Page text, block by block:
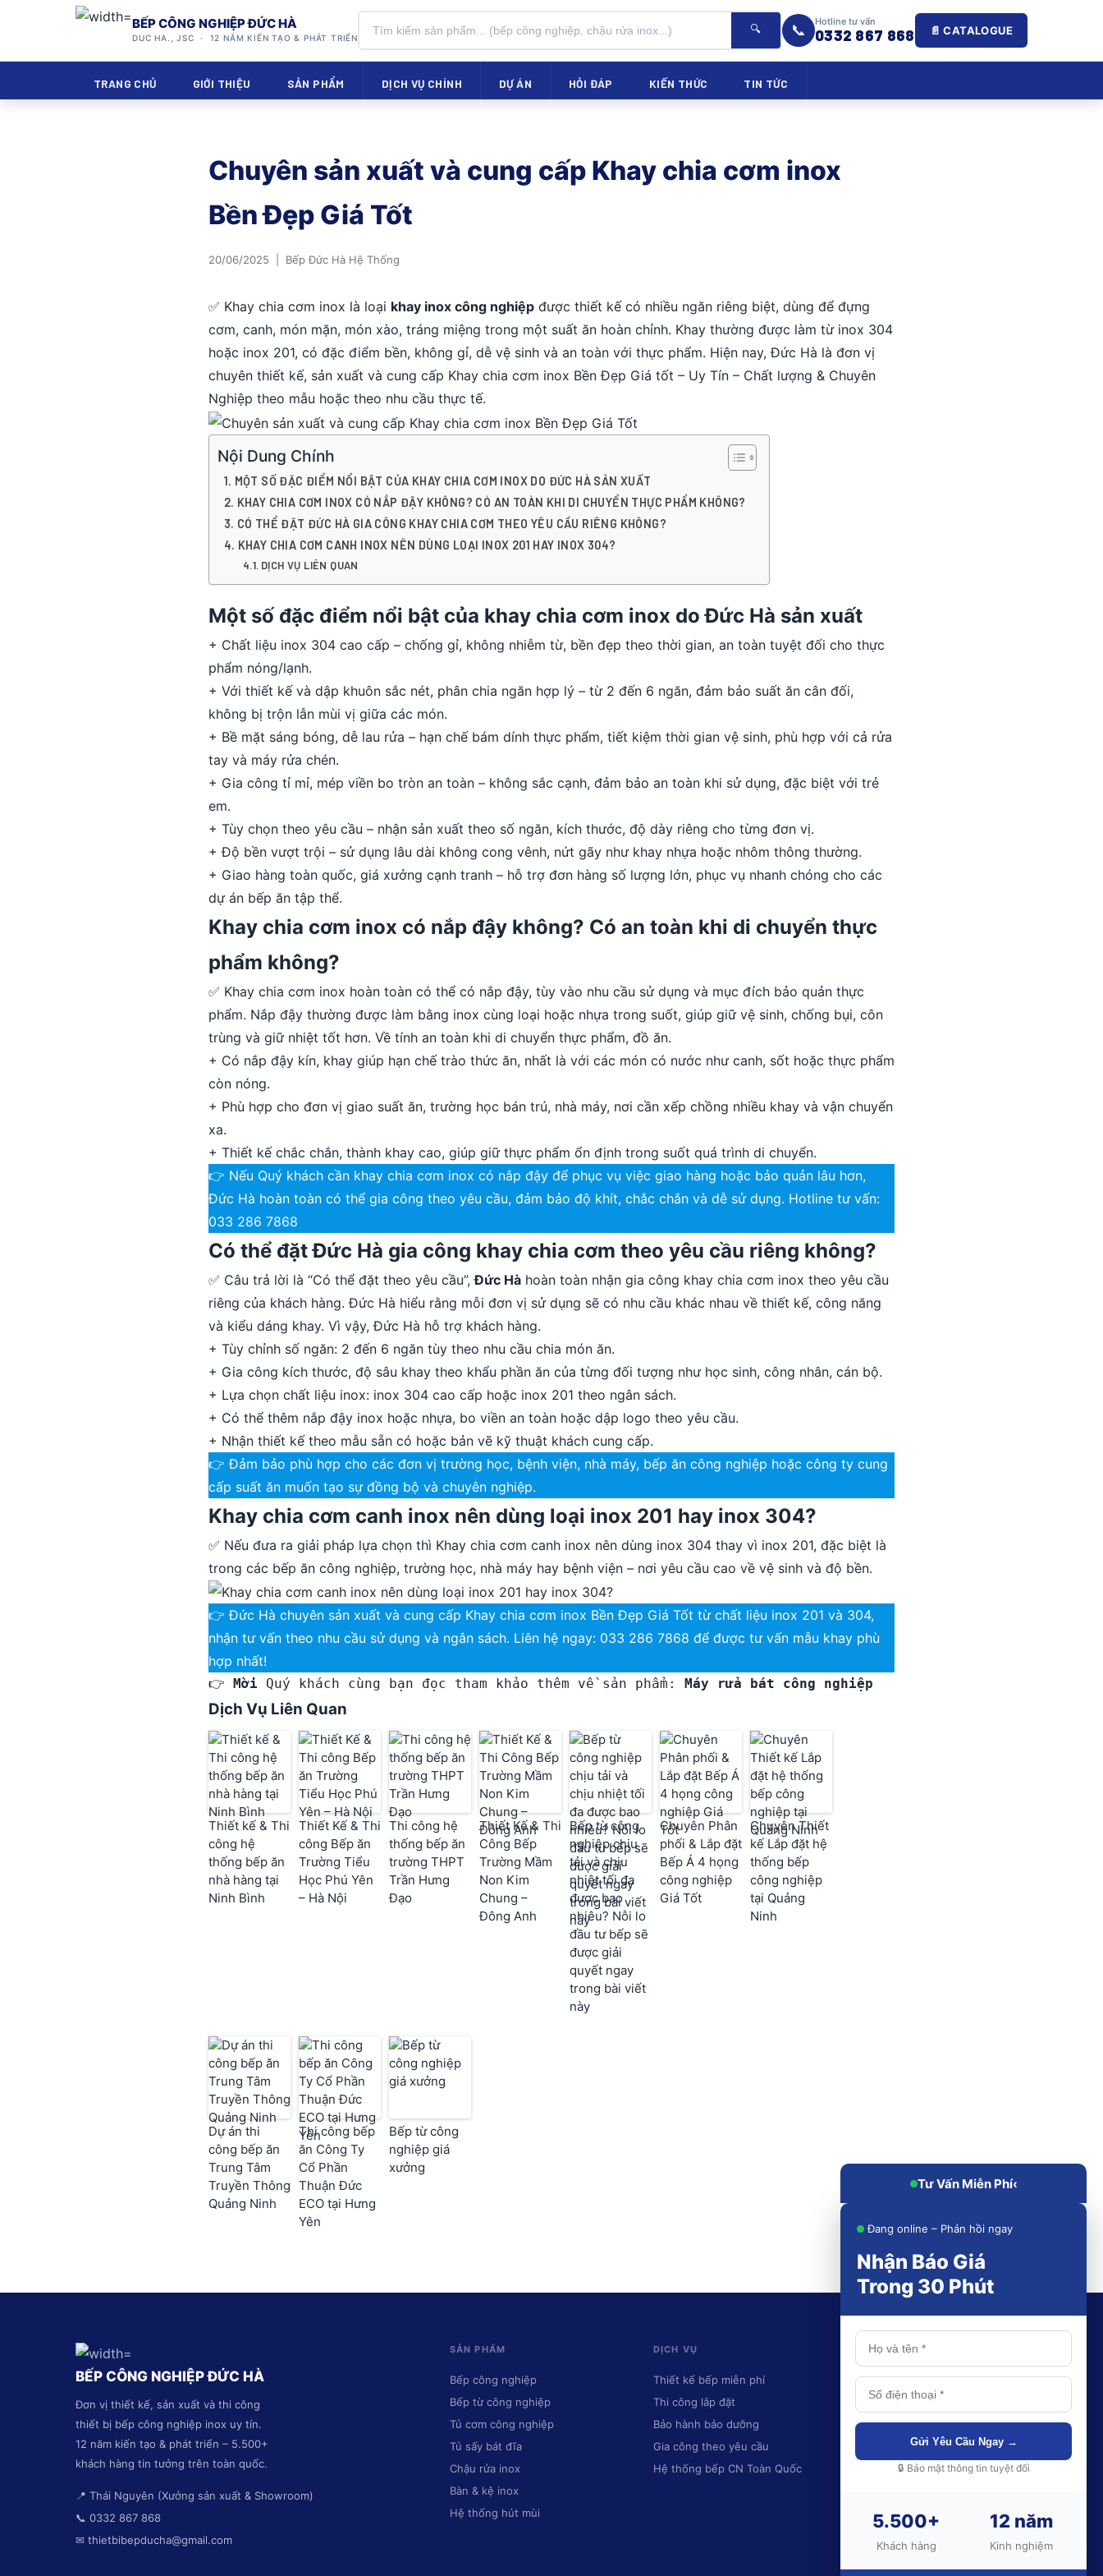
BẾP CÔNG NGHIỆP ĐỨC HÀ
DUC HA., JSC · 12 NĂM KIẾN TẠO & PHÁT TRIỂN
🔍 📞 Hotline tư vấn
0332 867 868 📄 CATALOGUE
TRANG CHỦ GIỚI THIỆU SẢN PHẨM DỊCH VỤ CHÍNH DỰ ÁN HỎI ĐÁP KIẾN THỨC TIN TỨC
Chuyên sản xuất và cung cấp Khay chia cơm inox
Bền Đẹp Giá Tốt
20/06/2025 | Bếp Đức Hà Hệ Thống
✅ Khay chia cơm inox là loại khay inox công nghiệp được thiết kế có nhiều ngăn riêng biệt, dùng để đựng
cơm, canh, món mặn, món xào, tráng miệng trong một suất ăn hoàn chỉnh. Khay thường được làm từ inox 304
hoặc inox 201, có đặc điểm bền, không gỉ, dễ vệ sinh và an toàn với thực phẩm. Hiện nay, Đức Hà là đơn vị
chuyên thiết kế, sản xuất và cung cấp Khay chia cơm inox Bền Đẹp Giá tốt – Uy Tín – Chất lượng & Chuyên
Nghiệp theo mẫu hoặc theo nhu cầu thực tế.
Nội Dung Chính
MỘT SỐ ĐẶC ĐIỂM NỔI BẬT CỦA KHAY CHIA CƠM INOX DO ĐỨC HÀ SẢN XUẤT
KHAY CHIA CƠM INOX CÓ NẮP ĐẬY KHÔNG? CÓ AN TOÀN KHI DI CHUYỂN THỰC PHẨM KHÔNG?
CÓ THỂ ĐẶT ĐỨC HÀ GIA CÔNG KHAY CHIA CƠM THEO YÊU CẦU RIÊNG KHÔNG?
KHAY CHIA CƠM CANH INOX NÊN DÙNG LOẠI INOX 201 HAY INOX 304?
DỊCH VỤ LIÊN QUAN
Một số đặc điểm nổi bật của khay chia cơm inox do Đức Hà sản xuất
+ Chất liệu inox 304 cao cấp – chống gỉ, không nhiễm từ, bền đẹp theo thời gian, an toàn tuyệt đối cho thực
phẩm nóng/lạnh.
+ Với thiết kế và dập khuôn sắc nét, phân chia ngăn hợp lý – từ 2 đến 6 ngăn, đảm bảo suất ăn cân đối,
không bị trộn lẫn mùi vị giữa các món.
+ Bề mặt sáng bóng, dễ lau rửa – hạn chế bám dính thực phẩm, tiết kiệm thời gian vệ sinh, phù hợp với cả rửa
tay và máy rửa chén.
+ Gia công tỉ mỉ, mép viền bo tròn an toàn – không sắc cạnh, đảm bảo an toàn khi sử dụng, đặc biệt với trẻ
em.
+ Tùy chọn theo yêu cầu – nhận sản xuất theo số ngăn, kích thước, độ dày riêng cho từng đơn vị.
+ Độ bền vượt trội – sử dụng lâu dài không cong vênh, nứt gãy như khay nhựa hoặc nhôm thông thường.
+ Giao hàng toàn quốc, giá xưởng cạnh tranh – hỗ trợ đơn hàng số lượng lớn, phục vụ nhanh chóng cho các
dự án bếp ăn tập thể.
Khay chia cơm inox có nắp đậy không? Có an toàn khi di chuyển thực
phẩm không?
✅ Khay chia cơm inox hoàn toàn có thể có nắp đậy, tùy vào nhu cầu sử dụng và mục đích bảo quản thực
phẩm. Nắp đậy thường được làm bằng inox cùng loại hoặc nhựa trong suốt, giúp giữ vệ sinh, chống bụi, côn
trùng và giữ nhiệt tốt hơn. Về tính an toàn khi di chuyển thực phẩm, đồ ăn.
+ Có nắp đậy kín, khay giúp hạn chế trào thức ăn, nhất là với các món có nước như canh, sốt hoặc thực phẩm
còn nóng.
+ Phù hợp cho đơn vị giao suất ăn, trường học bán trú, nhà máy, nơi cần xếp chồng nhiều khay và vận chuyển
xa.
+ Thiết kế chắc chắn, thành khay cao, giúp giữ thực phẩm ổn định trong suốt quá trình di chuyển.
👉 Nếu Quý khách cần khay chia cơm inox có nắp đậy để phục vụ việc giao hàng hoặc bảo quản lâu hơn,
Đức Hà hoàn toàn có thể gia công theo yêu cầu, đảm bảo độ khít, chắc chắn và dễ sử dụng. Hotline tư vấn:
033 286 7868
Có thể đặt Đức Hà gia công khay chia cơm theo yêu cầu riêng không?
✅ Câu trả lời là “Có thể đặt theo yêu cầu”,Đức Hà hoàn toàn nhận gia công khay chia cơm inox theo yêu cầu
riêng của khách hàng. Đức Hà hiểu rằng mỗi đơn vị sử dụng sẽ có nhu cầu khác nhau về thiết kế, công năng
và kiểu dáng khay. Vì vậy, Đức Hà hỗ trợ khách hàng.
+ Tùy chỉnh số ngăn: 2 đến 6 ngăn tùy theo nhu cầu chia món ăn.
+ Gia công kích thước, độ sâu khay theo khẩu phần ăn của từng đối tượng như học sinh, công nhân, cán bộ.
+ Lựa chọn chất liệu inox: inox 304 cao cấp hoặc inox 201 theo ngân sách.
+ Có thể thêm nắp đậy inox hoặc nhựa, bo viền an toàn hoặc dập logo theo yêu cầu.
+ Nhận thiết kế theo mẫu sẵn có hoặc bản vẽ kỹ thuật khách cung cấp.
👉 Đảm bảo phù hợp cho các đơn vị trường học, bệnh viện, nhà máy, bếp ăn công nghiệp hoặc công ty cung
cấp suất ăn muốn tạo sự đồng bộ và chuyên nghiệp.
Khay chia cơm canh inox nên dùng loại inox 201 hay inox 304?
✅ Nếu đưa ra giải pháp lựa chọn thì Khay chia cơm canh inox nên dùng inox 304 thay vì inox 201, đặc biệt là
trong các bếp ăn công nghiệp, trường học, nhà máy hay bệnh viện – nơi yêu cầu cao về vệ sinh và độ bền.
👉 Đức Hà chuyên sản xuất và cung cấp Khay chia cơm inox Bền Đẹp Giá Tốt từ chất liệu inox 201 và 304,
nhận tư vấn theo nhu cầu sử dụng và ngân sách. Liên hệ ngay: 033 286 7868 để được tư vấn mẫu khay phù
hợp nhất!
👉 Mời Quý khách cùng bạn đọc tham khảo thêm về sản phẩm: Máy rửa bát công nghiệp
Dịch Vụ Liên Quan
Thiết kế & Thi
công hệ
thống bếp ăn
nhà hàng tại
Ninh Bình
Thiết Kế & Thi
công Bếp ăn
Trường Tiểu
Học Phú Yên
– Hà Nội
Thi công hệ
thống bếp ăn
trường THPT
Trần Hưng
Đạo
Thiết Kế & Thi
Công Bếp
Trường Mầm
Non Kim
Chung –
Đông Anh
Bếp từ công
nghiệp chịu
tải và chịu
nhiệt tối đa
được bao
nhiêu? Nỗi lo
đầu tư bếp sẽ
được giải
quyết ngay
trong bài viết
này
Chuyên Phân
phối & Lắp đặt
Bếp Á 4 họng
công nghiệp
Giá Tốt
Chuyên Thiết
kế Lắp đặt hệ
thống bếp
công nghiệp
tại Quảng
Ninh
Dự án thi
công bếp ăn
Trung Tâm
Truyền Thông
Quảng Ninh
Thi công bếp
ăn Công Ty
Cổ Phần
Thuận Đức
ECO tại Hưng
Yên
Bếp từ công
nghiệp giá
xưởng
BẾP CÔNG NGHIỆP ĐỨC HÀ
Đơn vị thiết kế, sản xuất và thi công
thiết bị bếp công nghiệp inox uy tín.
12 năm kiến tạo & phát triển – 5.500+
khách hàng tin tưởng trên toàn quốc.
📍 Thái Nguyên (Xưởng sản xuất & Showroom)
📞 0332 867 868
✉ thietbibepducha@gmail.com
SẢN PHẨM
Bếp công nghiệp
Bếp từ công nghiệp
Tủ cơm công nghiệp
Tủ sấy bát đĩa
Chậu rửa inox
Bàn & kệ inox
Hệ thống hút mùi
DỊCH VỤ
Thiết kế bếp miễn phí
Thi công lắp đặt
Bảo hành bảo dưỡng
Gia công theo yêu cầu
Hệ thống bếp CN Toàn Quốc
KHU VỰC PHỤC VỤ
Thái Nguyên
Hà Nội
Ninh Bình
Quảng Ninh
💬
Tư Vấn Miễn Phí‹
Đang online – Phản hồi ngay
Nhận Báo Giá
Trong 30 Phút
Gửi Yêu Cầu Ngay →
🔒 Bảo mật thông tin tuyệt đối
5.500+
Khách hàng
12 năm
Kinh nghiệm